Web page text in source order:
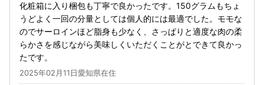
化粧箱に入り梱包も丁寧で良かったです。150グラムもちょ
うどよく一回の分量としては個人的には最適でした。モモな
のでサーロインほど脂身も少なく、さっぱりと適度な肉の柔
らかさを感じながら美味しくいただくことがとできて良かっ
たです。
2025年02月11日愛知県在住